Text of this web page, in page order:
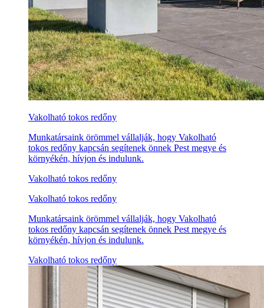
Vakolható tokos redőny
Munkatársaink örömmel vállalják, hogy Vakolható
tokos redőny kapcsán segítenek önnek Pest megye és
környékén, hívjon és indulunk.
Vakolható tokos redőny
Vakolható tokos redőny
Munkatársaink örömmel vállalják, hogy Vakolható
tokos redőny kapcsán segítenek önnek Pest megye és
környékén, hívjon és indulunk.
Vakolható tokos redőny